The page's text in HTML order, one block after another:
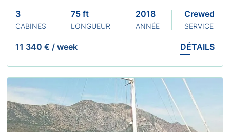
3
CABINES
75 ft
LONGUEUR
2018
ANNÉE
Crewed
SERVICE
11 340 € / week DÉTAILS